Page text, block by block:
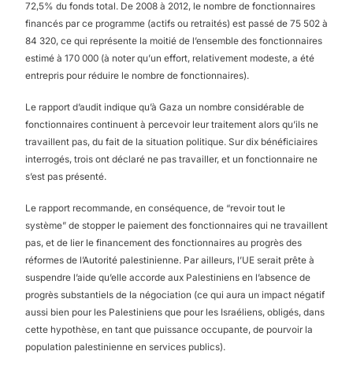
72,5% du fonds total. De 2008 à 2012, le nombre de fonctionnaires
financés par ce programme (actifs ou retraités) est passé de 75 502 à
84 320, ce qui représente la moitié de l’ensemble des fonctionnaires
estimé à 170 000 (à noter qu’un effort, relativement modeste, a été
entrepris pour réduire le nombre de fonctionnaires).
Le rapport d’audit indique qu’à Gaza un nombre considérable de
fonctionnaires continuent à percevoir leur traitement alors qu’ils ne
travaillent pas, du fait de la situation politique. Sur dix bénéficiaires
interrogés, trois ont déclaré ne pas travailler, et un fonctionnaire ne
s’est pas présenté.
Le rapport recommande, en conséquence, de “revoir tout le
système” de stopper le paiement des fonctionnaires qui ne travaillent
pas, et de lier le financement des fonctionnaires au progrès des
réformes de l’Autorité palestinienne. Par ailleurs, l’UE serait prête à
suspendre l’aide qu’elle accorde aux Palestiniens en l’absence de
progrès substantiels de la négociation (ce qui aura un impact négatif
aussi bien pour les Palestiniens que pour les Israéliens, obligés, dans
cette hypothèse, en tant que puissance occupante, de pourvoir la
population palestinienne en services publics).